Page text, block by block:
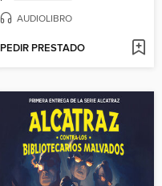
AUDIOLIBRO
PEDIR PRESTADO